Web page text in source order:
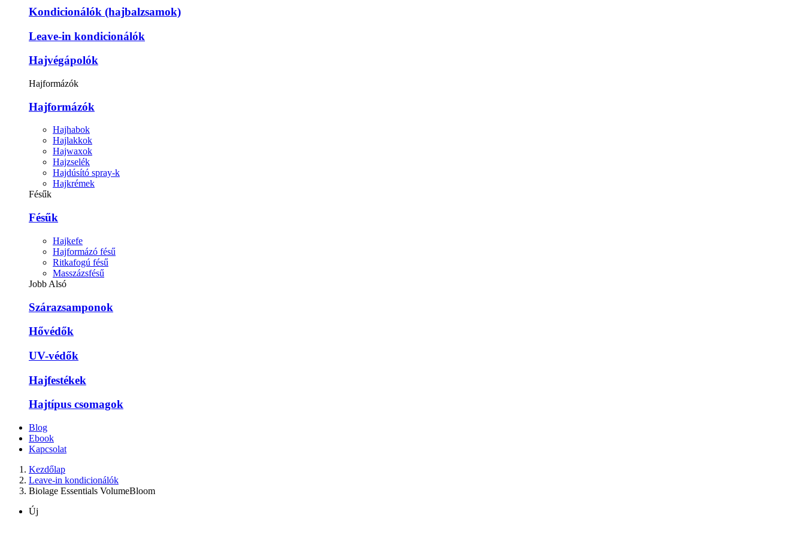
Kondicionálók (hajbalzsamok)
Leave-in kondicionálók
Hajvégápolók
Hajformázók
Hajformázók
Hajhabok
Hajlakkok
Hajwaxok
Hajzselék
Hajdúsító spray-k
Hajkrémek
Fésűk
Fésűk
Hajkefe
Hajformázó fésű
Ritkafogú fésű
Masszázsfésű
Jobb Alsó
Szárazsamponok
Hővédők
UV-védők
Hajfestékek
Hajtípus csomagok
Blog
Ebook
Kapcsolat
Kezdőlap
Leave-in kondicionálók
Biolage Essentials VolumeBloom
Új